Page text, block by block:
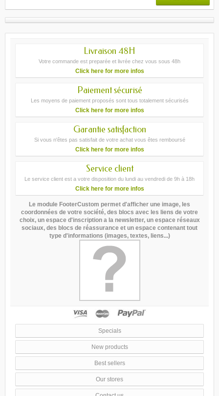
Livraison 48H
Votre commande est preparée et livrée chez vous sous 48h
Click here for more infos
Paiement sécurisé
Les moyens de paiement proposés sont tous totalement sécurisés
Click here for more infos
Garantie satisfaction
Si vous n'êtes pas satisfait de votre achat vous êtes remboursé
Click here for more infos
Service client
Le service client est a votre disposition du lundi au vendredi de 9h à 18h
Click here for more infos
Le module FooterCustom permet d'afficher une image, les
coordonnées de votre société, des blocs avec les liens de votre
choix, un espace d'inscription a la newsletter, un espace réseaux
sociaux, des blocs de réassurance et un espace contenant tout
type d'informations (images, textes, liens...)
Specials
New products
Best sellers
Our stores